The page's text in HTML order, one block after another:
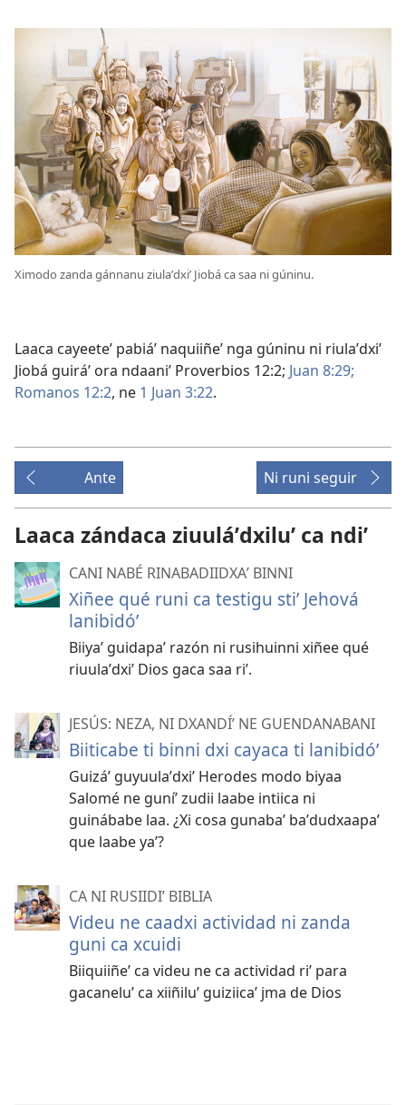
Ximodo zanda gánnanu ziulaʼdxiʼ Jiobá ca saa ni gúninu.
Laaca cayeeteʼ pabiáʼ naquiiñeʼ nga gúninu ni riulaʼdxiʼ
Jiobá guiráʼ ora ndaaniʼ Proverbios 12:2; Juan 8:29;
Romanos 12:2, ne 1 Juan 3:22.
Ante Ni runi seguir
Laaca zándaca ziuuláʼdxiluʼ ca ndiʼ
CANI NABÉ RINABADIIDXAʼ BINNI
Xiñee qué runi ca testigu stiʼ Jehová
lanibidóʼ
Biiyaʼ guidapaʼ razón ni rusihuinni xiñee qué
riuulaʼdxiʼ Dios gaca saa riʼ.
JESÚS: NEZA, NI DXANDÍʼ NE GUENDANABANI
Biiticabe ti binni dxi cayaca ti lanibidóʼ
Guizáʼ guyuulaʼdxiʼ Herodes modo biyaa
Salomé ne guníʼ zudii laabe intiica ni
guinábabe laa. ¿Xi cosa gunabaʼ baʼdudxaapaʼ
que laabe yaʼ?
CA NI RUSIIDIʼ BIBLIA
Videu ne caadxi actividad ni zanda
guni ca xcuidi
Biiquiiñeʼ ca videu ne ca actividad riʼ para
gacaneluʼ ca xiiñiluʼ guiziicaʼ jma de Dios